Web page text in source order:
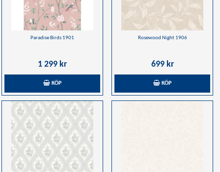
Paradise Birds 1901
1 299 kr
KÖP
Rosewood Night 1906
699 kr
KÖP